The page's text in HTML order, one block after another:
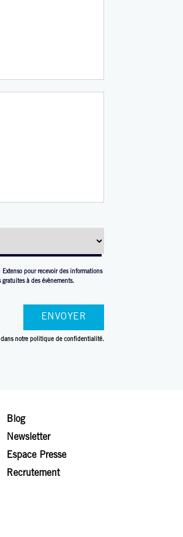
pour recevoir des informations
à des évènements.
dans notre politique de confidentialité.
Blog
Newsletter
Espace Presse
Recrutement